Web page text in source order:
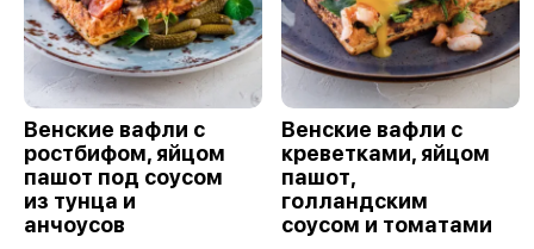
Венские вафли с
ростбифом, яйцом
пашот под соусом
из тунца и
анчоусов
Венские вафли с
креветками, яйцом
пашот,
голландским
соусом и томатами